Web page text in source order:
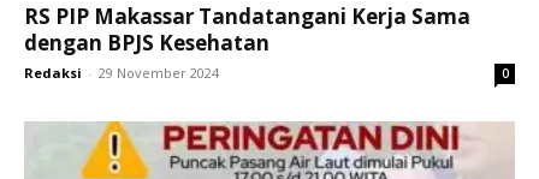
RS PIP Makassar Tandatangani Kerja Sama
dengan BPJS Kesehatan
Redaksi - 29 November 2024 0